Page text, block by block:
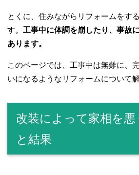
とくに、住みながらリフォームをす
す。 工事中に体調を崩したり、事故
あります。
このページでは、工事中は無難に、
いになるようなリフォームについて
改装によって家相を悪
と結果